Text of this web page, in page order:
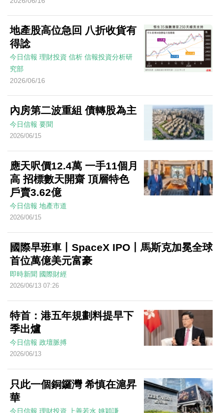
地產股高位急回 八折收貨有
得諗
今日信報 理財投資 信析 信報投資分析研
究部
2026/06/16
內房第二波重組 債轉股為主
今日信報 要聞
2026/06/15
應天呎價12.4萬 一手11個月
高 招標數天開齋 頂層特色
戶賣3.62億
今日信報 地產市道
2026/06/15
國際早班車丨SpaceX IPO丨馬斯克加冕全球
首位萬億美元富豪
即時新聞 國際財經
2026/06/13 07:26
特首：港五年規劃料提早下
季出爐
今日信報 政壇脈搏
2026/06/13
只此一個銅鑼灣 希慎在滬昇
華
今日信報 理財投資 上善若水 姚穎謙